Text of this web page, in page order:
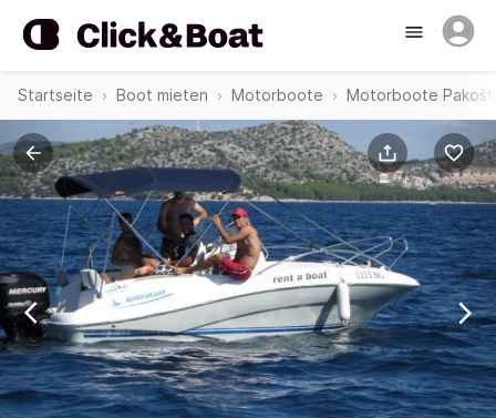
Startseite Boot mieten Motorboote Motorboote